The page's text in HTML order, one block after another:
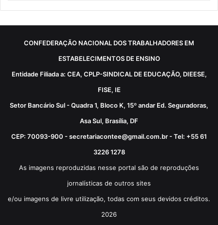
CONFEDERAÇÃO NACIONAL DOS TRABALHADORES EM
ESTABELECIMENTOS DE ENSINO
Entidade Filiada a: CEA, CPLP-SINDICAL DE EDUCAÇÃO, DIEESE,
FISE, IE
Setor Bancário Sul - Quadra 1, Bloco K, 15º andar Ed. Seguradoras,
Asa Sul, Brasília, DF
CEP: 70093-900 - secretariacontee@gmail.com.br - Tel: +55 61
3226 1278
As imagens reproduzidas nesse portal são de reproduções
jornalísticas de outros sites
e/ou imagens de livre utilização, todas com seus devidos créditos.
2026